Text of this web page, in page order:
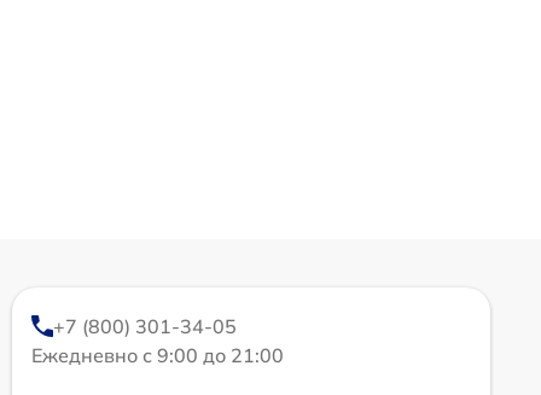
+7 (800) 301-34-05
Ежедневно с 9:00 до 21:00